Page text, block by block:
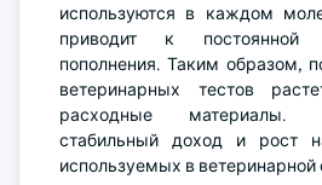
используются в каждом
приводит к постоянной
пополнения. Таким образом,
ветеринарных тестов
расходные материалы.
стабильный доход и рост
используемых в ветеринарной